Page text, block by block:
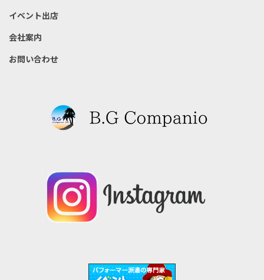
イベント出店
会社案内
お問い合わせ